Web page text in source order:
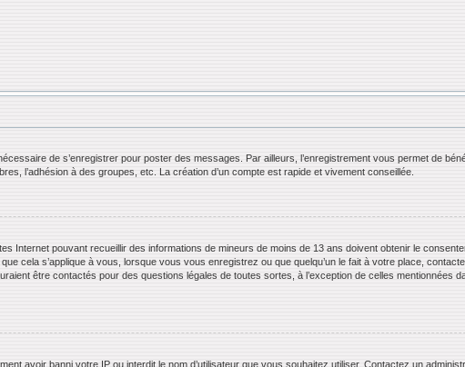
de s’enregistrer pour poster des messages. Par ailleurs, l’enregistrement vous permet de
l’adhésion à des groupes, etc. La création d’un compte est rapide et vivement conseillée.
Internet pouvant recueillir des informations de mineurs de moins de 13 ans doivent obtenir le
cela s’applique à vous, lorsque vous vous enregistrez ou que quelqu’un le fait à votre place,
être contactés pour des questions légales de toutes sortes, à l’exception de celles mentionnées
avoir banni votre IP ou interdit le nom d’utilisateur que vous souhaitez utiliser. Contactez un